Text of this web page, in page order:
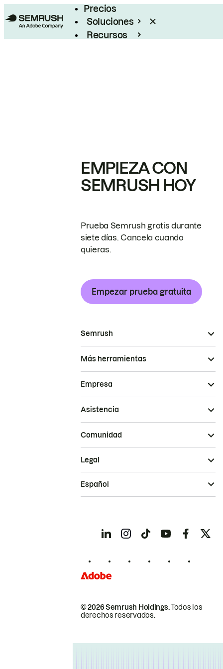
Precios
Soluciones
Recursos
EMPIEZA CON
SEMRUSH HOY
Prueba Semrush gratis durante
siete días. Cancela cuando
quieras.
Empezar prueba gratuita
Semrush
Más herramientas
Empresa
Asistencia
Comunidad
© 2026 Semrush Holdings.Todos los
derechos reservados.
Legal
Español